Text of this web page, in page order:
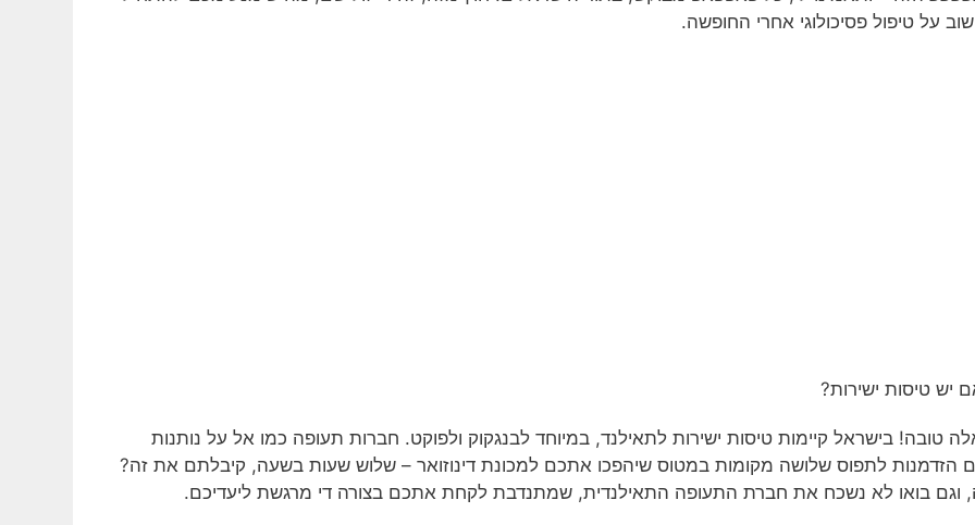
על טיפול פסיכולוגי אחרי החופשה.
יש טיסות ישירות?
טובה! בישראל קיימות טיסות ישירות לתאילנד, במיוחד לבנגקוק ולפוקט. חברות תעופה כמו אל על נותנות
הזדמנות לתפוס שלושה מקומות במטוס שיהפכו אתכם למכונת דינוזואר – שלוש שעות בשעה, קיבלתם את זה?
וגם בואו לא נשכח את חברת התעופה התאילנדית, שמתנדבת לקחת אתכם בצורה די מרגשת ליעדיכם.